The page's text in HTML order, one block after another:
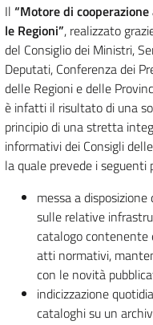
Il “Motore di
le Regioni”, realizzato
del Consiglio dei Ministri,
Deputati, Conferenza dei
delle Regioni e delle
è infatti il risultato di una
principio di una stretta
informativi dei Consigli
la quale prevede i seguenti
messa a
sulle relative
catalogo
atti normativi,
con le novità
indicizzazione
cataloghi su un